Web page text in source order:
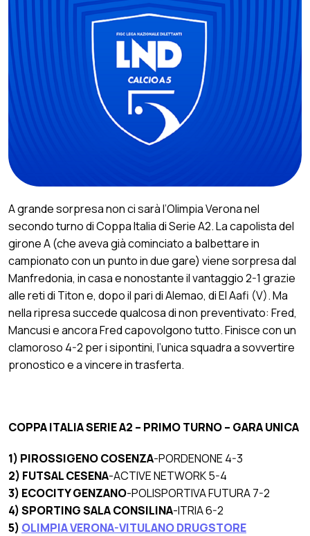
A grande sorpresa non ci sarà l’Olimpia Verona nel
secondo turno di Coppa Italia di Serie A2. La capolista del
girone A (che aveva già cominciato a balbettare in
campionato con un punto in due gare) viene sorpresa dal
Manfredonia, in casa e nonostante il vantaggio 2-1 grazie
alle reti di Titon e, dopo il pari di Alemao, di El Aafi (V). Ma
nella ripresa succede qualcosa di non preventivato: Fred,
Mancusi e ancora Fred capovolgono tutto. Finisce con un
clamoroso 4-2 per i sipontini, l’unica squadra a sovvertire
pronostico e a vincere in trasferta.
COPPA ITALIA SERIE A2 – PRIMO TURNO – GARA UNICA
1) PIROSSIGENO COSENZA-PORDENONE 4-3
2) FUTSAL CESENA-ACTIVE NETWORK 5-4
3) ECOCITY GENZANO-POLISPORTIVA FUTURA 7-2
4) SPORTING SALA CONSILINA-ITRIA 6-2
5) OLIMPIA VERONA-VITULANO DRUGSTORE